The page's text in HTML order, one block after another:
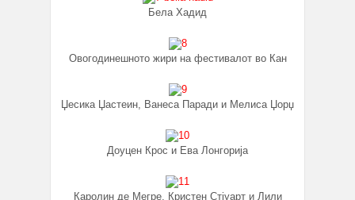
Бела Хадид
Овогодинешното жири на фестивалот во Кан
Џесика Џастеин, Ванеса Паради и Мелиса Џорџ
Доуцен Крос и Ева Лонгорија
Каролин де Мегре, Кристен Стјуарт и Лили